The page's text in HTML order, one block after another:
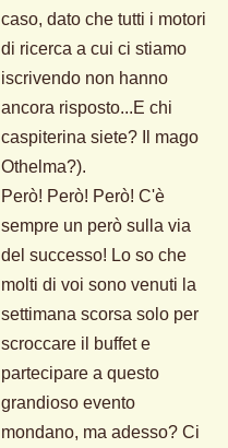
caso, dato che tutti i motori
di ricerca a cui ci stiamo
iscrivendo non hanno
ancora risposto...E chi
caspiterina siete? Il mago
Othelma?).
Però! Però! Però! C'è
sempre un però sulla via
del successo! Lo so che
molti di voi sono venuti la
settimana scorsa solo per
scroccare il buffet e
partecipare a questo
grandioso evento
mondano, ma adesso? Ci